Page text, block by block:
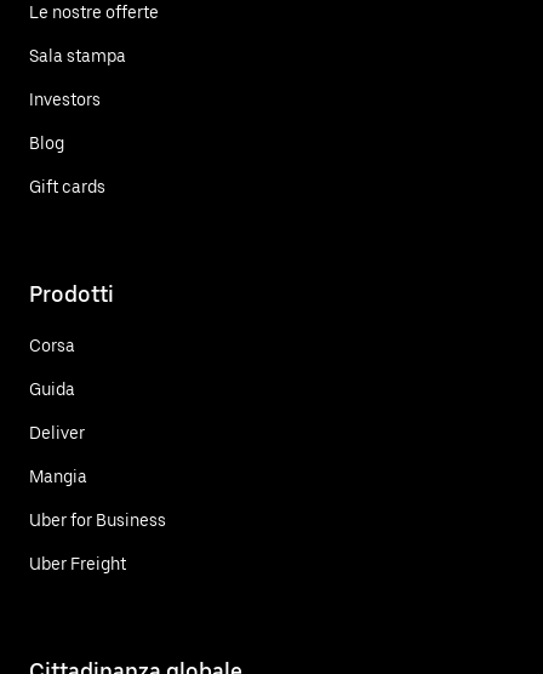
Le nostre offerte
Sala stampa
Investors
Blog
Gift cards
Prodotti
Corsa
Guida
Deliver
Mangia
Uber for Business
Uber Freight